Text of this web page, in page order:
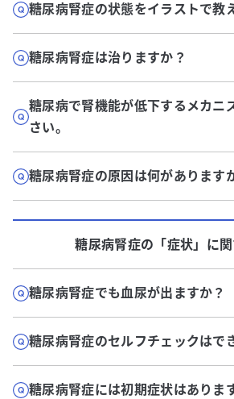
糖尿病腎症の状態をイラストで教
糖尿病腎症は治りますか？
糖尿病で腎機能が低下するメカニ
さい。
糖尿病腎症の原因は何があります
糖尿病腎症の「症状」に
糖尿病腎症でも血尿が出ますか？
糖尿病腎症のセルフチェックはで
糖尿病腎症には初期症状はありま